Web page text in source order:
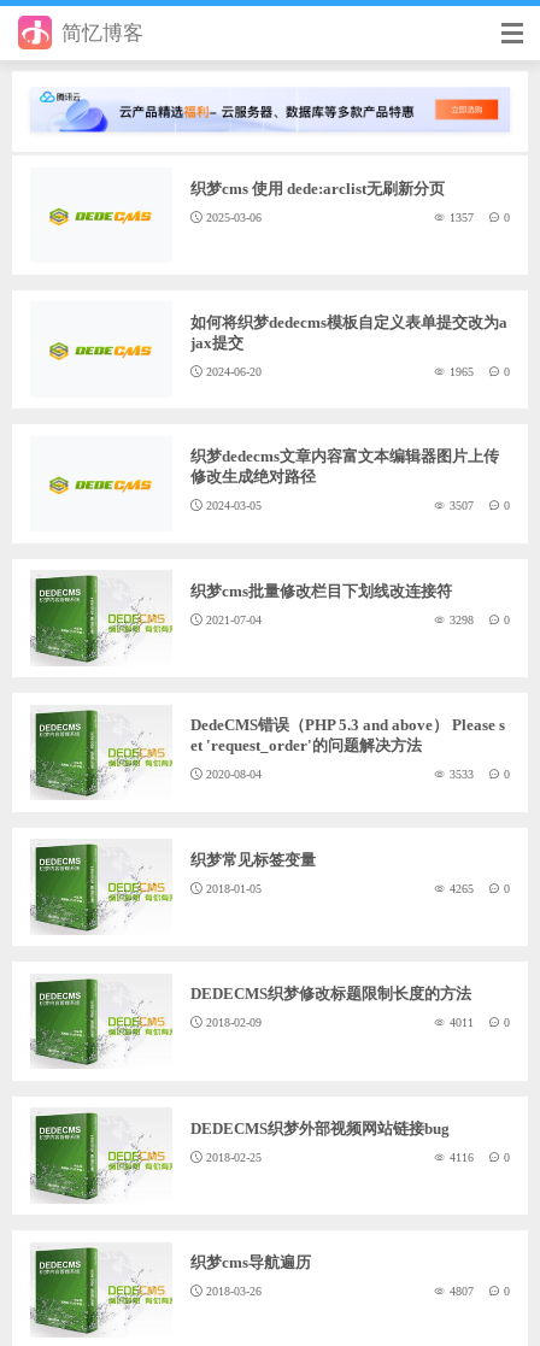
简忆博客
首页
前端
登录
织梦cms 使用 dede:arclist无刷新分页
2025-03-06 1357 0
如何将织梦dedecms模板自定义表单提交改为a
jax提交
2024-06-20 1965 0
织梦dedecms文章内容富文本编辑器图片上传
修改生成绝对路径
2024-03-05 3507 0
织梦cms批量修改栏目下划线改连接符
2021-07-04 3298 0
DedeCMS错误（PHP 5.3 and above） Please s
et 'request_order'的问题解决方法
2020-08-04 3533 0
织梦常见标签变量
2018-01-05 4265 0
DEDECMS织梦修改标题限制长度的方法
2018-02-09 4011 0
DEDECMS织梦外部视频网站链接bug
2018-02-25 4116 0
织梦cms导航遍历
2018-03-26 4807 0